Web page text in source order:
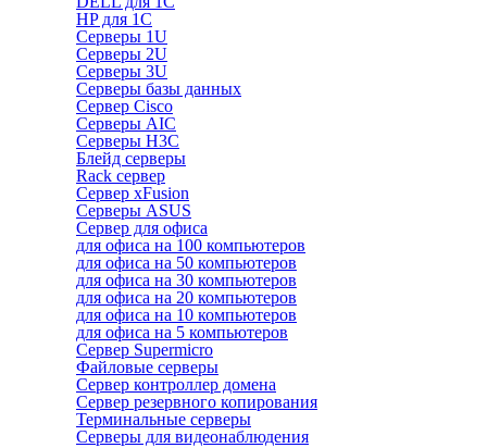
HP для 1С
Серверы 1U
Серверы 2U
Серверы 3U
Серверы базы данных
Сервер Cisco
Серверы AIC
Серверы H3C
Блейд серверы
Rack сервер
Сервер xFusion
Серверы ASUS
Сервер для офиса
для офиса на 100 компьютеров
для офиса на 50 компьютеров
для офиса на 30 компьютеров
для офиса на 20 компьютеров
для офиса на 10 компьютеров
для офиса на 5 компьютеров
Сервер Supermicro
Файловые серверы
Сервер контроллер домена
Сервер резервного копирования
Терминальные серверы
Серверы для видеонаблюдения